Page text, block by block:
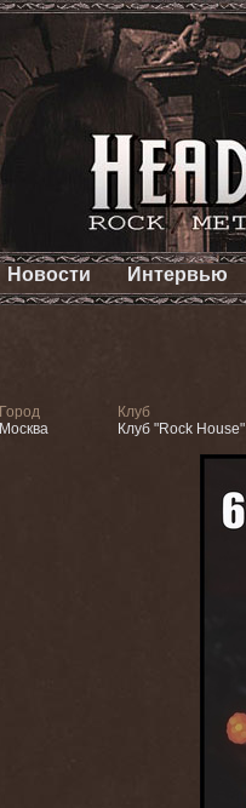
Новости Интервью
Город
Москва
Клуб
Клуб "Rock House"